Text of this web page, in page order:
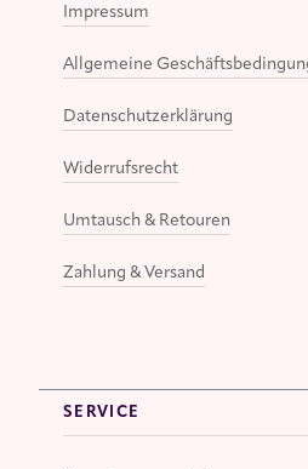
Impressum
Allgemeine
Datenschutzerklärung
Widerrufsrecht
Umtausch & Retouren
Zahlung & Versand
SERVICE